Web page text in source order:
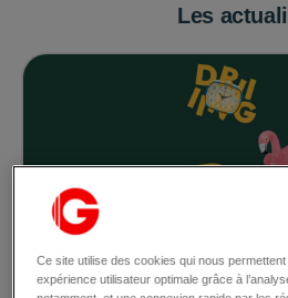
Les
Ce site utilise des cookies qui nous
expérience utilisateur optimale grâce à